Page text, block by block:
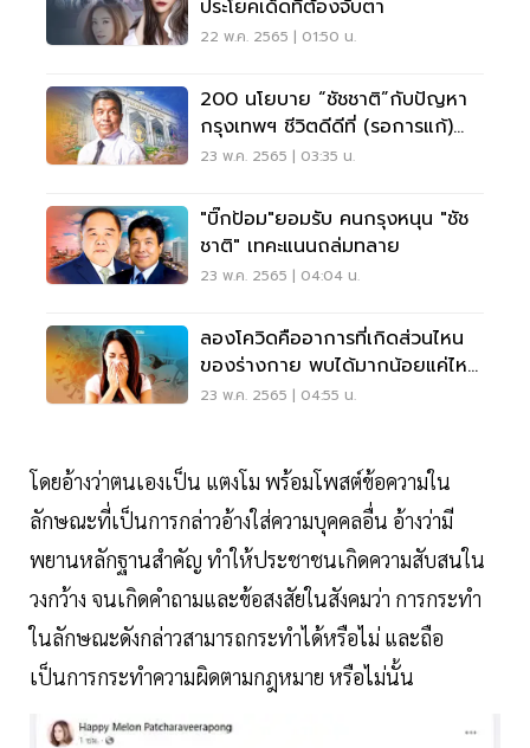
ประโยคเด็ดที่ต้องจับตา
22 พ.ค. 2565 | 01:50 น.
200 นโยบาย “ชัชชาติ”กับปัญหา
กรุงเทพฯ ชีวิตดีดีที่ (รอการแก้)
ลงตัว
23 พ.ค. 2565 | 03:35 น.
"บิ๊กป้อม"ยอมรับ คนกรุงหนุน "ชัช
ชาติ" เทคะแนนถล่มทลาย
23 พ.ค. 2565 | 04:04 น.
ลองโควิดคืออาการที่เกิดส่วนไหน
ของร่างกาย พบได้มากน้อยแค่ไหน
อ่านเลย
23 พ.ค. 2565 | 04:55 น.
โดยอ้างว่าตนเองเป็น แตงโม พร้อมโพสต์ข้อความใน
ลักษณะที่เป็นการกล่าวอ้างใส่ความบุคคลอื่น อ้างว่ามี
พยานหลักฐานสำคัญ ทำให้ประชาชนเกิดความสับสนใน
วงกว้าง จนเกิดคำถามและข้อสงสัยในสังคมว่า การกระทำ
ในลักษณะดังกล่าวสามารถกระทำได้หรือไม่ และถือ
เป็นการกระทำความผิดตามกฎหมาย หรือไม่นั้น